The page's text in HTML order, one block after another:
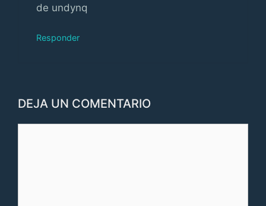
de undynq
Responder
DEJA UN COMENTARIO